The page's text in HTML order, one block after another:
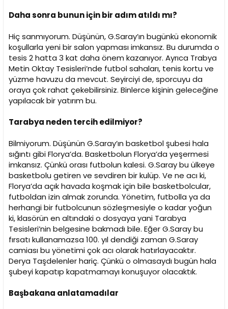
Daha sonra bunun için bir adım atıldı mı?
Hiç sanmıyorum. Düşünün, G.Saray’ın bugünkü ekonomik
koşullarla yeni bir salon yapması imkansız. Bu durumda o
tesis 2 hatta 3 kat daha önem kazanıyor. Ayrıca Trabya
Metin Oktay Tesisleri’nde futbol sahaları, tenis kortu ve
yüzme havuzu da mevcut. Seyirciyi de, sporcuyu da
oraya çok rahat çekebilirsiniz. Binlerce kişinin geleceğine
yapılacak bir yatırım bu.
Tarabya neden tercih edilmiyor?
Bilmiyorum. Düşünün G.Saray’ın basketbol şubesi hala
sığıntı gibi Florya’da. Basketbolun Florya’da yeşermesi
imkansız. Çünkü orası futbolun kalesi. G.Saray bu ülkeye
basketbolu getiren ve sevdiren bir kulüp. Ve ne acı ki,
Florya’da açık havada koşmak için bile basketbolcular,
futboldan izin almak zorunda. Yönetim, futbolla ya da
herhangi bir futbolcunun sözleşmesiyle o kadar yoğun
ki, klasörün en altındaki o dosyaya yani Tarabya
Tesisleri’nin belgesine bakmadı bile. Eğer G.Saray bu
fırsatı kullanamazsa 100. yıl dendiği zaman G.Saray
camiası bu yönetimi çok acı olarak hatırlayacaktır.
Derya Taşdelenler hariç. Çünkü o olmasaydı bugün hala
şubeyi kapatıp kapatmamayı konuşuyor olacaktık.
Başbakana anlatamadılar